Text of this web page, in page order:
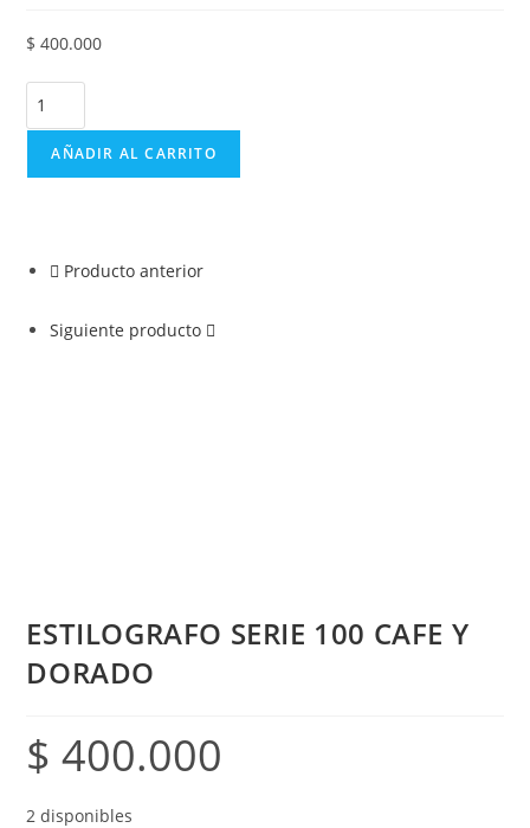
$ 400.000
AÑADIR AL CARRITO
Producto anterior
Siguiente producto
ESTILOGRAFO SERIE 100 CAFE Y
DORADO
$ 400.000
2 disponibles